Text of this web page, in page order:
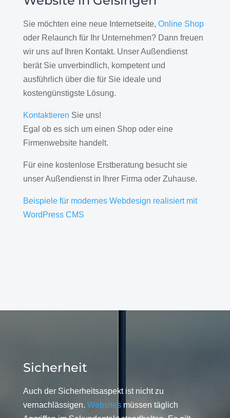
Sie möchten eine neue Internetseite, Online Shop
oder Relaunch für Ihr Unternehmen? Dann freuen
wir uns auf Ihren Kontakt. Unser Außendienst
berät Sie unverbindlich, kompetent und
ausführlich über die für Sie ideale und
kostengünstigste Lösung.
Kontaktieren Sie uns!
Egal ob es sich um einen Shop oder eine
Firmenwebsite handelt.
Für eine kostenlose Erstberatung besucht sie
unser Außendienst in Ihrer Firma oder Zuhause.
Beispiele für modernes Webdesign realisiert mit
WordPress CMS
Sicherheit
Auch der Sicherheitsaspekt ist nicht zu
vernachlässigen. Websitesmüssen täglich